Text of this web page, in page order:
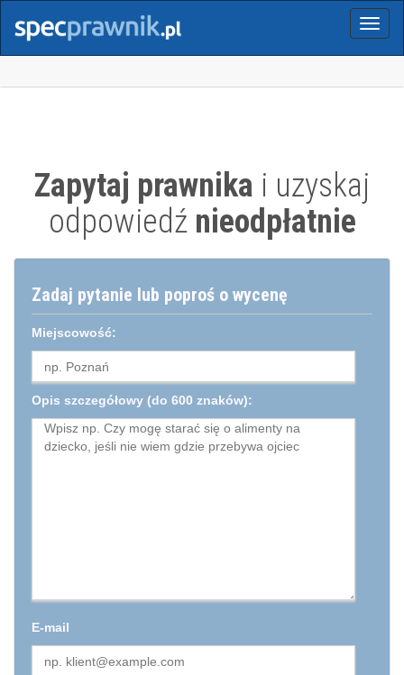
Menu
Zapytaj prawnika i uzyskaj
odpowiedźnieodpłatnie
Zadaj pytanie lub poproś o wycenę
Miejscowość:
Opis szczegółowy (do 600 znaków):
E-mail